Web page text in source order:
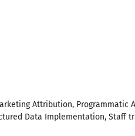
Attribution, Programmatic
Data Implementation, Staff